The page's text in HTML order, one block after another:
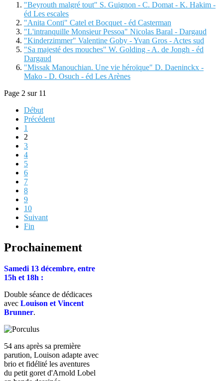
"Beyrouth malgré tout" S. Guignon - C. Domat - K. Hakim -
éd Les escales
"Anita Conti" Catel et Bocquet - éd Casterman
"L'intranquille Monsieur Pessoa" Nicolas Baral - Dargaud
"Kinderzimmer" Valentine Goby - Yvan Gros - Actes sud
"Sa majesté des mouches" W. Golding - A. de Jongh - éd
Dargaud
"Missak Manouchian. Une vie héroïque" D. Daeninckx -
Mako - D. Osuch - éd Les Arènes
Page 2 sur 11
Début
Précédent
1
2
3
4
5
6
7
8
9
10
Suivant
Fin
Prochainement
Samedi 13 décembre, entre
15h et 18h :
Double séance de dédicaces
avec Louison et Vincent
Brunner.
54 ans après sa première
parution, Louison adapte avec
brio et fidélité les aventures
du petit goret d'Arnold Lobel